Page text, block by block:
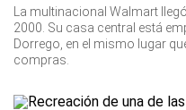
La multinacional Walmart
2000. Su casa central está
Dorrego, en el mismo lugar
compras.